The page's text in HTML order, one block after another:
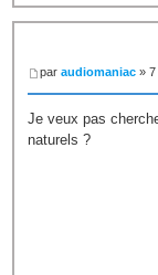
paraudiomaniac » 7
Je veux pas
naturels ?